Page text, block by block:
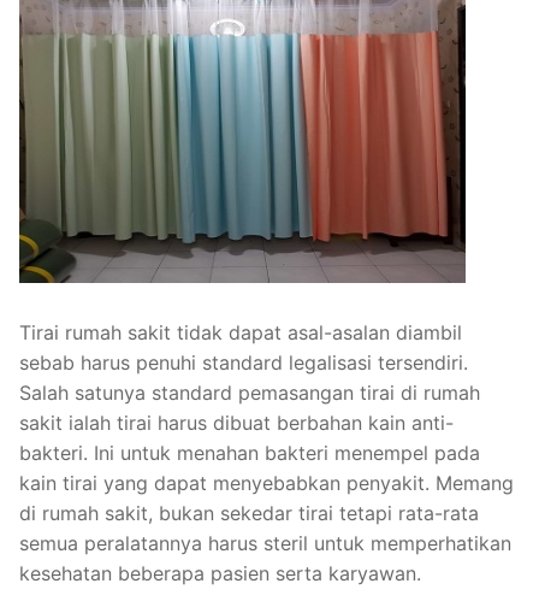
Tirai rumah sakit tidak dapat asal-asalan diambil
sebab harus penuhi standard legalisasi tersendiri.
Salah satunya standard pemasangan tirai di rumah
sakit ialah tirai harus dibuat berbahan kain anti-
bakteri. Ini untuk menahan bakteri menempel pada
kain tirai yang dapat menyebabkan penyakit. Memang
di rumah sakit, bukan sekedar tirai tetapi rata-rata
semua peralatannya harus steril untuk memperhatikan
kesehatan beberapa pasien serta karyawan.